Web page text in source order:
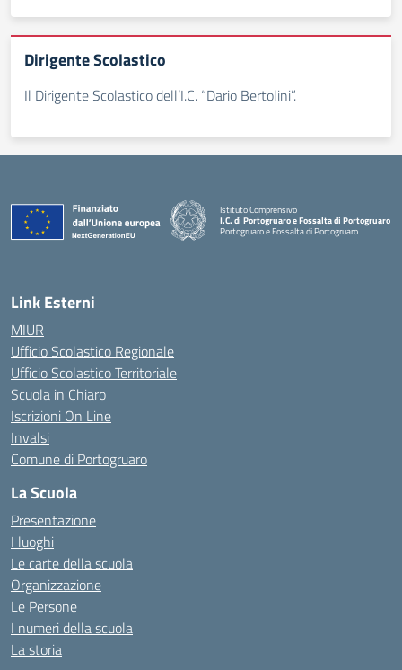
Dirigente Scolastico
Il Dirigente Scolastico dell’I.C. “Dario Bertolini”.
Istituto Comprensivo
I.C. di Portogruaro e Fossalta di Portogruaro
Portogruaro e Fossalta di Portogruaro
— Visita la pagina iniziale della scuola
Link Esterni
MIUR
Ufficio Scolastico Regionale
Ufficio Scolastico Territoriale
Scuola in Chiaro
Iscrizioni On Line
Invalsi
Comune di Portogruaro
La Scuola
Presentazione
I luoghi
Le carte della scuola
Organizzazione
Le Persone
I numeri della scuola
La storia